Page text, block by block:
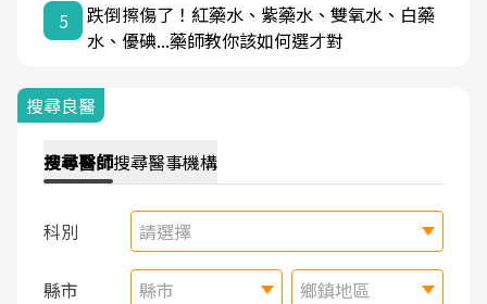
5
跌倒擦傷了！紅藥水、紫藥水、雙氧水、白藥
水、優碘...藥師教你該如何選才對
搜尋良醫
搜尋醫師搜尋醫事機構
科別 請選擇
縣市 縣市 鄉鎮地區